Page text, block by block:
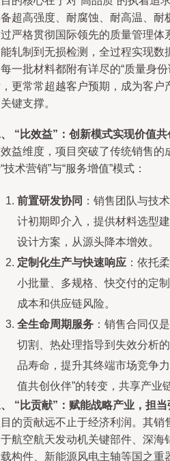
超高强度、耐腐蚀、耐高温、耐
严格贯彻国际领先的质量管理体
轧制到无损检测，全过程实现数
一批材料都附有详尽的“质量身
更常常超越客户预期，成为客户
键支撑。
“比效益”：创新模式实现价值共
益维度，项目突破了传统销售的
技术营销”与“服务增值”模式：
前置研发协同 ：销售团队与技
计初期即介入，提供材料选型
设计方案，从源头降本增效。
定制化生产与快速响应 ：依托
小批量、多规格、快交付的定
成本和供应链风险。
全生命周期服务 ：销售合同仅
切割、热处理指导到失效分析
品寿命，提升其终端市场竞争
值共创伙伴”的转变，共享产业
“比贡献”：赋能战略产业，担
的贡献远不止于经济利润。其销
航空航天发动机关键部件、深海
构件、新能源风电主轴等国之重